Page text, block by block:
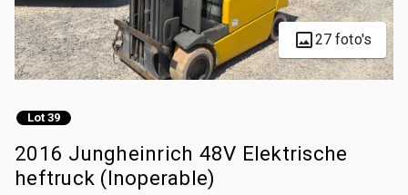
27 foto's
Lot 39
2016 Jungheinrich 48V Elektrische
heftruck (Inoperable)